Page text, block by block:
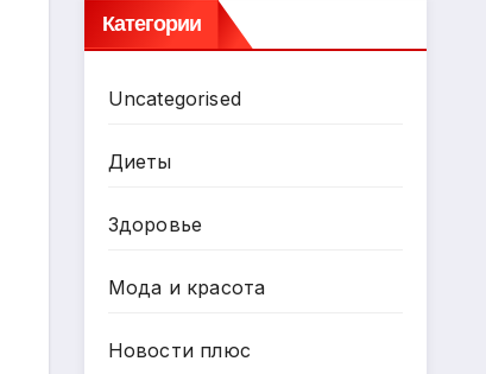
Категории
Uncategorised
Диеты
Здоровье
Мода и красота
Новости плюс